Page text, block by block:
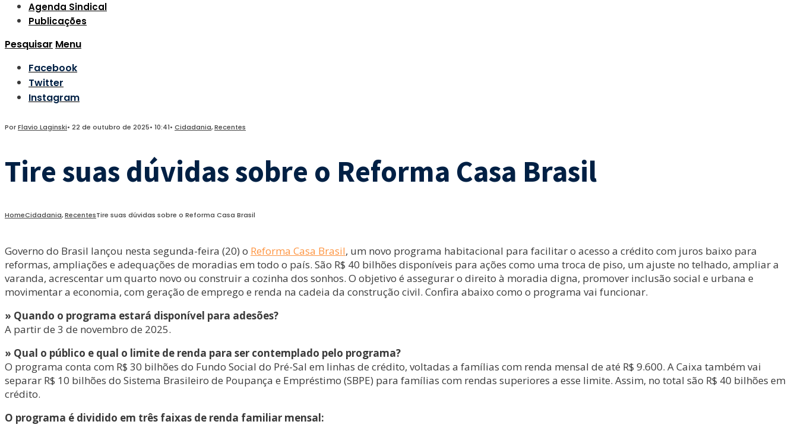
Agenda Sindical
Publicações
Pesquisar Menu
Facebook
Twitter
Instagram
PorFlavio Laginski• 22 de outubro de 2025• 10:41• Cidadania,Recentes
Tire suas dúvidas sobre o Reforma Casa Brasil
HomeCidadania,RecentesTire suas dúvidas sobre o Reforma Casa Brasil
Governo do Brasil lançou nesta segunda-feira (20) o Reforma Casa Brasil, um novo programa habitacional para facilitar o acesso a crédito com juros baixo para
reformas, ampliações e adequações de moradias em todo o país. São R$ 40 bilhões disponíveis para ações como uma troca de piso, um ajuste no telhado, ampliar a
varanda, acrescentar um quarto novo ou construir a cozinha dos sonhos. O objetivo é assegurar o direito à moradia digna, promover inclusão social e urbana e
movimentar a economia, com geração de emprego e renda na cadeia da construção civil. Confira abaixo como o programa vai funcionar.
» Quando o programa estará disponível para adesões?
A partir de 3 de novembro de 2025.
» Qual o público e qual o limite de renda para ser contemplado pelo programa?
O programa conta com R$ 30 bilhões do Fundo Social do Pré-Sal em linhas de crédito, voltadas a famílias com renda mensal de até R$ 9.600. A Caixa também vai
separar R$ 10 bilhões do Sistema Brasileiro de Poupança e Empréstimo (SBPE) para famílias com rendas superiores a esse limite. Assim, no total são R$ 40 bilhões em
crédito.
O programa é dividido em três faixas de renda familiar mensal: